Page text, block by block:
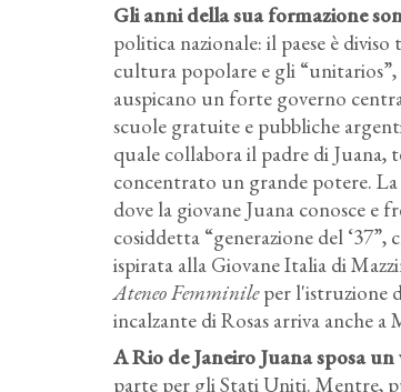
Gli anni della sua formazione
politica nazionale: il paese è
cultura popolare e gli
auspicano un forte governo
scuole gratuite e pubbliche
quale collabora il padre di Juana,
concentrato un grande potere. La
dove la giovane Juana conosce
cosiddetta “generazione del
ispirata alla Giovane Italia di
Ateneo Femminileper l'istruzione
incalzante di Rosas arriva anche
A Rio de Janeiro Juana sposa
parte per gli Stati Uniti. Mentre,